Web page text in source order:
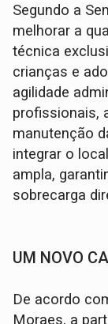
Segundo a
melhorar a
técnica
crianças e
agilidade
profissionais,
manutenção
integrar o
ampla,
sobrecarga
UM NOVO
De acordo
Moraes, a